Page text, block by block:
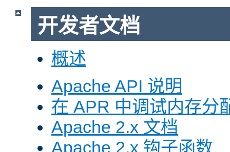
开发者文档
概述
Apache API 说明
在 APR 中调试内存分
Apache 2.x 文档
Apache 2.x 钩子函数